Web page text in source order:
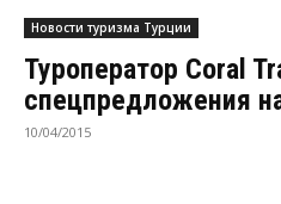
Новости туризма Турции
Туроператор Coral
спецпредложения
10/04/2015